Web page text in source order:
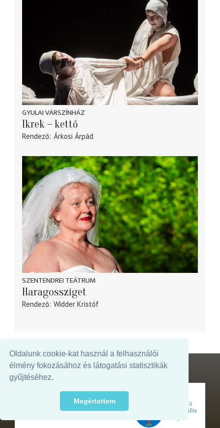
Oldalunk cookie-kat használ a felhasználói
élmény fokozásához és látogatási statisztikák
gyűjtéséhez.
Megértettem
GYULAI VÁRSZÍNHÁZ
Ikrek – kettő
Rendező Árkosi Árpád
SZENTENDREI TEÁTRUM
Haragossziget
Rendező Widder Kristóf
Az oldal megjelenését támogatja: